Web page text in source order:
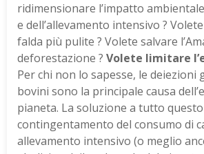
ridimensionare l’impatto
e dell’allevamento intensivo ?
falda più pulite ? Volete salvare
deforestazione ? Volete limitare
Per chi non lo sapesse, le deiezioni
bovini sono la principale causa
pianeta. La soluzione a tutto questo
contingentamento del consumo di
allevamento intensivo (o meglio